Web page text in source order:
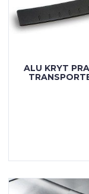
ALU KRYT